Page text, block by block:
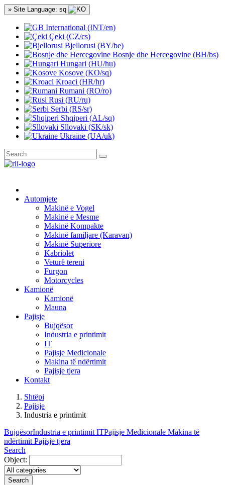
» Site Language: sq
International (INT/en)
Çeki (CZ/cs)
Bjellorusi (BY/be)
Bosnje dhe Hercegovine (BH/bs)
Hungari (HU/hu)
Kosove (KO/sq)
Kroaci (HR/hr)
Rumani (RO/ro)
Rusi (RU/ru)
Serbi (RS/sr)
Shqiperi (AL/sq)
Sllovaki (SK/sk)
Ukraine (UA/uk)
Automjete
Makinë e Vogel
Makinë e Mesme
Makinë Kompakte
Makinë familjare (Karavan)
Makinë Superiore
Kabriolet
Veturë tereni
Furgon
Motorcycles
Kamionë
Kamionë
Mauna
Pajisje
Bujqësor
Industria e printimit
IT
Pajisje Medicionale
Makina të ndërtimit
Pajisje tjera
Kontakt
Shtëpi
Pajisje
Industria e printimit
BujqësorIndustria e printimit ITPajisje Medicionale Makina të
ndërtimit Pajisje tjera
Search
Object:
Search